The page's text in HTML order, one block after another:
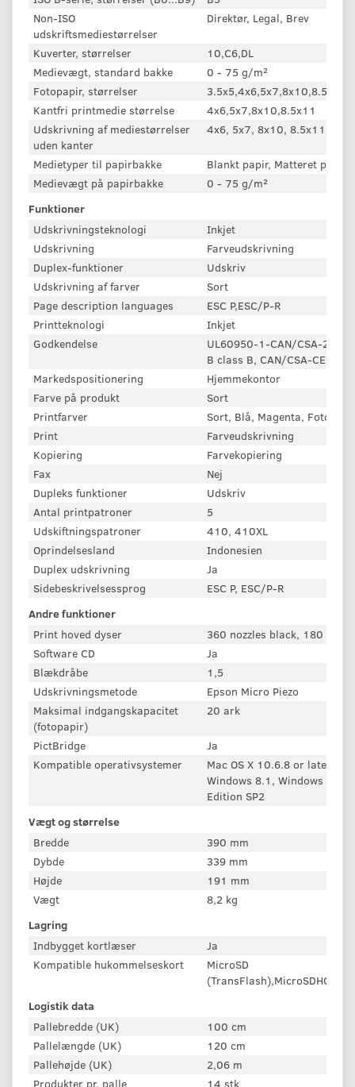
Non-ISO
udskriftsmediestørrelser
Direktør, Legal, Brev
Kuverter, størrelser
10,C6,DL
Medievægt, standard bakke
0 - 75 g/m²
Fotopapir, størrelser
3.5x5,4x6,5x7,8x10,8.5x11
Kantfri printmedie størrelse
4x6,5x7,8x10,8.5x11
Udskrivning af mediestørrelser
uden kanter
4x6, 5x7, 8x10, 8.5x11
Medietyper til papirbakke
Blankt papir, Matteret
Medievægt på papirbakke
0 - 75 g/m²
Funktioner
Udskrivningsteknologi
Inkjet
Udskrivning
Farveudskrivning
Duplex-funktioner
Udskriv
Udskrivning af farver
Sort
Page description languages
ESC P,ESC/P-R
Printteknologi
Inkjet
Godkendelse
UL60950-1-CAN/CSA-22.2,
B class B, CAN/CSA-CEI/
Markedspositionering
Hjemmekontor
Farve på produkt
Sort
Printfarver
Sort, Blå, Magenta, Foto
Print
Farveudskrivning
Kopiering
Farvekopiering
Fax
Nej
Dupleks funktioner
Udskriv
Antal printpatroner
5
Udskiftningspatroner
410, 410XL
Oprindelsesland
Indonesien
Duplex udskrivning
Ja
Sidebeskrivelsessprog
ESC P, ESC/P-R
Andre funktioner
Print hoved dyser
360 nozzles black, 180
Software CD
Ja
Blækdråbe
1,5
Udskrivningsmetode
Epson Micro Piezo
Maksimal indgangskapacitet
(fotopapir)
20 ark
PictBridge
Ja
Kompatible operativsystemer
Mac OS X 10.6.8 or later,
Windows 8.1, Windows
Edition SP2
Vægt og størrelse
Bredde
390 mm
Dybde
339 mm
Højde
191 mm
Vægt
8,2 kg
Lagring
Indbygget kortlæser
Ja
Kompatible hukommelseskort
MicroSD
Logistik data
Pallebredde (UK)
100 cm
Pallelængde (UK)
120 cm
Pallehøjde (UK)
2,06 m
Produkter pr. palle
14 stk